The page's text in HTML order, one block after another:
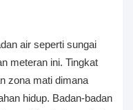
air seperti sungai
meteran ini. Tingkat
zona mati dimana
hidup. Badan-badan